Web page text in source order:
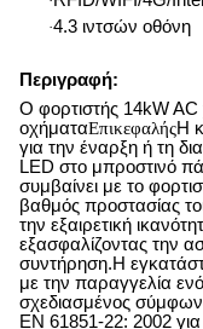
·4.3 ιντσών οθόνη
Περιγραφή:
Ο φορτιστής 14kW AC
οχήματαΕπικεφαλήςΗ
για την έναρξη ή τη
LED στο μπροστινό
συμβαίνει με το
βαθμός προστασίας
την εξαιρετική
εξασφαλίζοντας την
συντήρηση.Η
με την παραγγελία
σχεδιασμένος
EN 61851-22: 2002